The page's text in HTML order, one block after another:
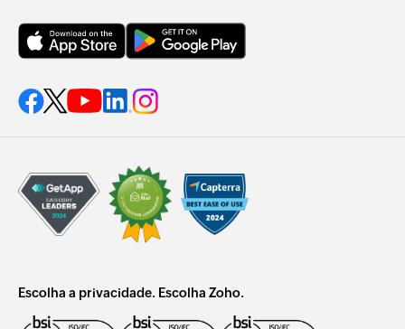
Escolha a privacidade. Escolha Zoho.